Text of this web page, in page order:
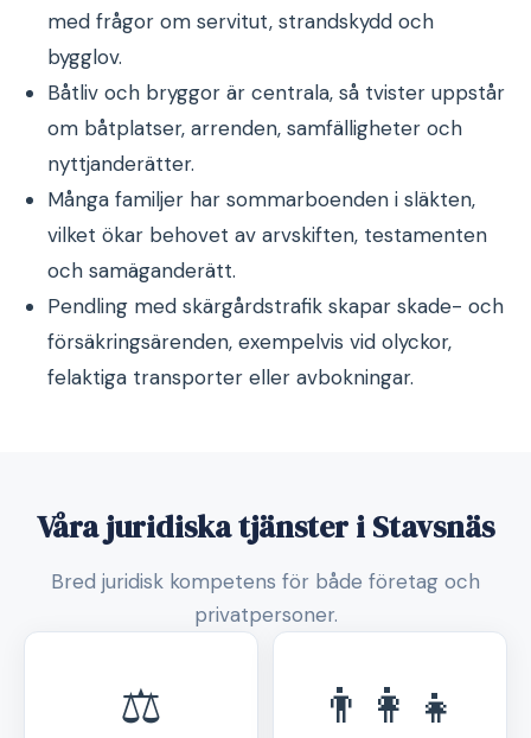
med frågor om servitut, strandskydd och
bygglov.
Båtliv och bryggor är centrala, så tvister uppstår
om båtplatser, arrenden, samfälligheter och
nyttjanderätter.
Många familjer har sommarboenden i släkten,
vilket ökar behovet av arvskiften, testamenten
och samäganderätt.
Pendling med skärgårdstrafik skapar skade- och
försäkringsärenden, exempelvis vid olyckor,
felaktiga transporter eller avbokningar.
Våra juridiska tjänster i Stavsnäs
Bred juridisk kompetens för både företag och
privatpersoner.
⚖️ 👨‍👩‍👧